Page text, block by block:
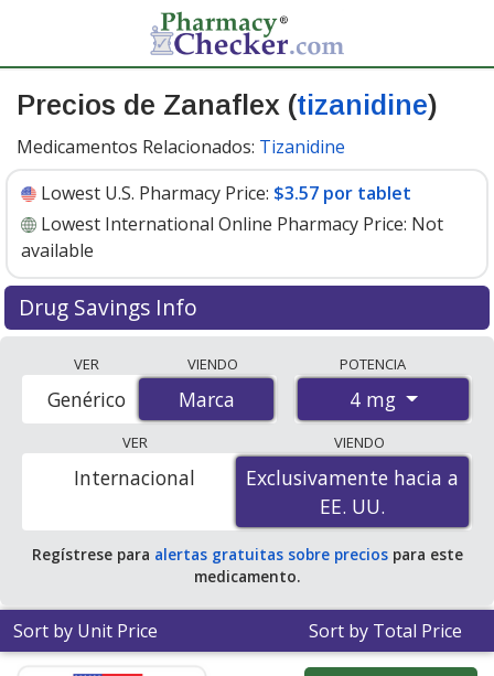
Precios de Zanaflex (tizanidine)
Medicamentos Relacionados: Tizanidine
Lowest U.S. Pharmacy Price: $3.57 por tablet
Lowest International Online Pharmacy Price: Not
available
Drug Savings Info
pharmacies start at$3.57 por tabletfor 30 tablets. You
save 13% off the average U.S. pharmacy retail price of
$4.15 per tablet for 30 tablets. Enter your ZIP Code to
compare discount Zanaflex coupon prices in your area.
VER
Marca
Genérico
VIENDO
Marca
POTENCIA
4 mg
VER
Exclusivamente hacia a
EE. UU.
Internacional
VIENDO
Exclusivamente hacia a
EE. UU.
Regístrese para alertas gratuitas sobre preciospara este
medicamento.
Sort by Unit Price Sort by Total Price